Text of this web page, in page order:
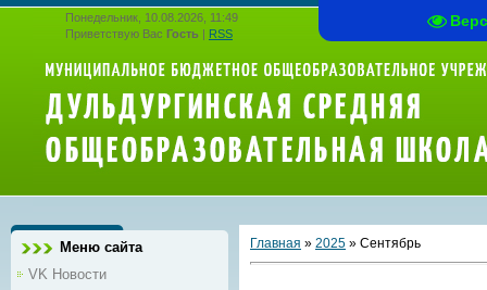
Понедельник, 10.08.2026, 11:49
Приветствую Вас Гость | RSS
Меню сайта
VK Новости
Главная » 2025 » Сентябрь